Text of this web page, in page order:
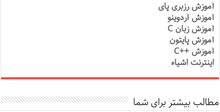
آموزش رزبری پای
آموزش آردوینو
آموزش زبان C
آموزش پایتون
آموزش ++C
اینترنت اشیاء
مطالب بیشتر برای شما